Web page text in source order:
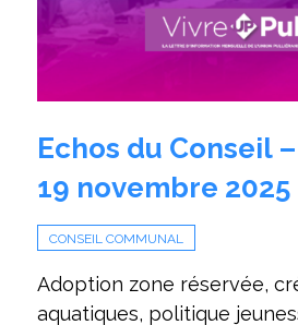
Echos du Conseil
19 novembre 2025
CONSEIL COMMUNAL
Adoption zone réservée,
aquatiques, politique